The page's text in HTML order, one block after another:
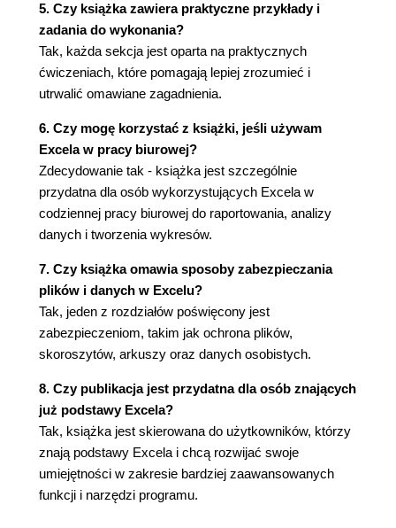
(168)
Nazywanie formuł (170)
Nazywanie zakresów definiowanych dynamicznie
(172)
Wprowadzenie (179)
Stoliczku, nakryj się, czyli o tym, co otrzymujemy
z łaski Excela (180)
Wykres liniowy a wykres XY (184)
Wykresy sumujące do 100% (188)
Wykres radarowy (193)
Wykres bąbelkowy (195)
Wykres powierzchniowy (196)
Linia trendu (199)
Przykłady nietypowych wykresów (202)
Interpolacja wykresu (206)
Unikanie zbędnej pracy - część 1. (210)
Unikanie zbędnej pracy - część 2. (213)
Rozdział 9. Szukaj wyniku, Solver i scenariusze
(215)
Wprowadzenie (215)
5. Czy książka zawiera praktyczne przykłady i
zadania do wykonania?
Tak, każda sekcja jest oparta na praktycznych
ćwiczeniach, które pomagają lepiej zrozumieć i
utrwalić omawiane zagadnienia.
6. Czy mogę korzystać z książki, jeśli używam
Excela w pracy biurowej?
Zdecydowanie tak - książka jest szczególnie
przydatna dla osób wykorzystujących Excela w
codziennej pracy biurowej do raportowania, analizy
danych i tworzenia wykresów.
7. Czy książka omawia sposoby zabezpieczania
plików i danych w Excelu?
Tak, jeden z rozdziałów poświęcony jest
zabezpieczeniom, takim jak ochrona plików,
skoroszytów, arkuszy oraz danych osobistych.
8. Czy publikacja jest przydatna dla osób znających
już podstawy Excela?
Tak, książka jest skierowana do użytkowników, którzy
znają podstawy Excela i chcą rozwijać swoje
umiejętności w zakresie bardziej zaawansowanych
funkcji i narzędzi programu.